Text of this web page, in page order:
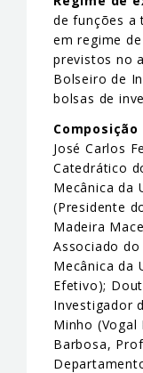
de funções a
em regime
previstos no
Bolseiro de
bolsas de
José Carlos
Catedrático
Mecânica da
(Presidente
Madeira
Associado
Mecânica da
Efetivo);
Investigador
Minho (Vogal
Barbosa,